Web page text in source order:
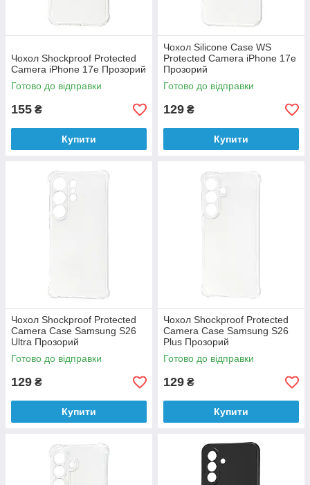
Чохол Shockproof Protected
Camera iPhone 17e Прозорий
Готово до відправки
155 ₴
Купити
Чохол Silicone Case WS
Protected Camera iPhone 17e
Прозорий
Готово до відправки
129 ₴
Купити
Чохол Shockproof Protected
Camera Case Samsung S26
Ultra Прозорий
Готово до відправки
129 ₴
Купити
Чохол Shockproof Protected
Camera Case Samsung S26
Plus Прозорий
Готово до відправки
129 ₴
Купити